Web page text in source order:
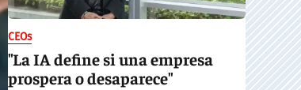
CEOs
"La IA define si una empresa
prospera o desaparece"